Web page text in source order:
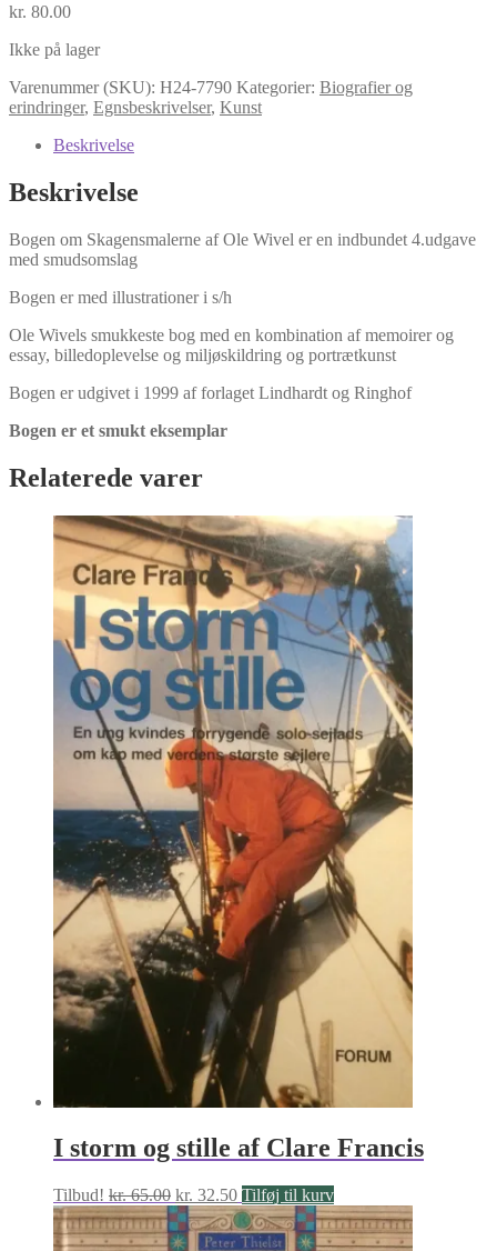
kr. 80.00
Ikke på lager
Varenummer (SKU): H24-7790 Kategorier: Biografier og
erindringer, Egnsbeskrivelser, Kunst
Beskrivelse
Beskrivelse
Bogen om Skagensmalerne af Ole Wivel er en indbundet 4.udgave
med smudsomslag
Bogen er med illustrationer i s/h
Ole Wivels smukkeste bog med en kombination af memoirer og
essay, billedoplevelse og miljøskildring og portrætkunst
Bogen er udgivet i 1999 af forlaget Lindhardt og Ringhof
Bogen er et smukt eksemplar
Relaterede varer
I storm og stille af Clare Francis
Tilbud! kr.65.00 Den
oprindelige
pris
kr. 32.50Den
aktuelle
pris
Tilføj til kurv